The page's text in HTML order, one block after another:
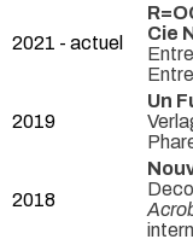
2021 - actuel
Cie
2019
Un
2018